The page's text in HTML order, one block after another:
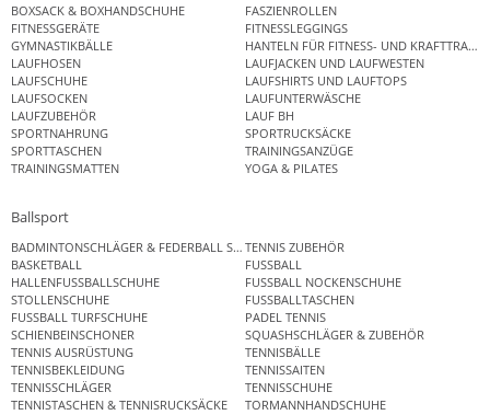
BOXSACK & BOXHANDSCHUHE
FASZIENROLLEN
FITNESSGERÄTE
FITNESSLEGGINGS
GYMNASTIKBÄLLE
HANTELN FÜR FITNESS- UND
LAUFHOSEN
LAUFJACKEN UND LAUFWESTEN
LAUFSCHUHE
LAUFSHIRTS UND LAUFTOPS
LAUFSOCKEN
LAUFUNTERWÄSCHE
LAUFZUBEHÖR
LAUF BH
SPORTNAHRUNG
SPORTRUCKSÄCKE
SPORTTASCHEN
TRAININGSANZÜGE
TRAININGSMATTEN
YOGA & PILATES
Ballsport
BADMINTONSCHLÄGER & FEDERBALL SETSTENNIS ZUBEHÖR
BASKETBALL
FUSSBALL
HALLENFUSSBALLSCHUHE
FUSSBALL NOCKENSCHUHE
STOLLENSCHUHE
FUSSBALLTASCHEN
FUSSBALL TURFSCHUHE
PADEL TENNIS
SCHIENBEINSCHONER
SQUASHSCHLÄGER & ZUBEHÖR
TENNIS AUSRÜSTUNG
TENNISBÄLLE
TENNISBEKLEIDUNG
TENNISSAITEN
TENNISSCHLÄGER
TENNISSCHUHE
TENNISTASCHEN & TENNISRUCKSÄCKE
TORMANNHANDSCHUHE